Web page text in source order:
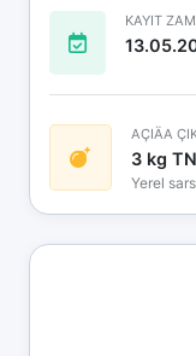
KAYIT
AÇIÄA
3 kg
Yerel